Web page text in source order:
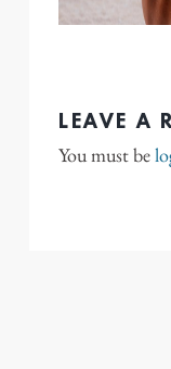
LEAVE A
You must be